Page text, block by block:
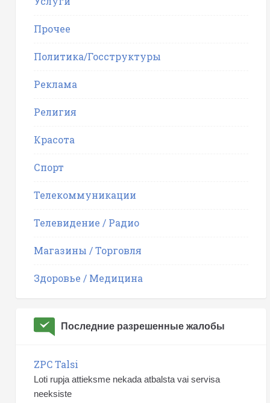
Прочее
Политика/Госструктуры
Реклама
Религия
Красота
Спорт
Телекоммуникации
Телевидение / Радио
Магазины / Торговля
Здоровье / Медицина
Последние разрешенные жалобы
ZPC Talsi
Loti rupja attieksme nekada atbalsta vai servisa
neeksiste